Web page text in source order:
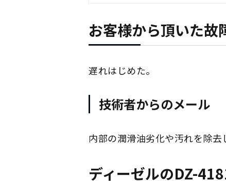
お客様から頂いた故
遅れはじめた。
技術者からのメール
内部の潤滑油劣化や汚れを除去
ディーゼルのDZ-